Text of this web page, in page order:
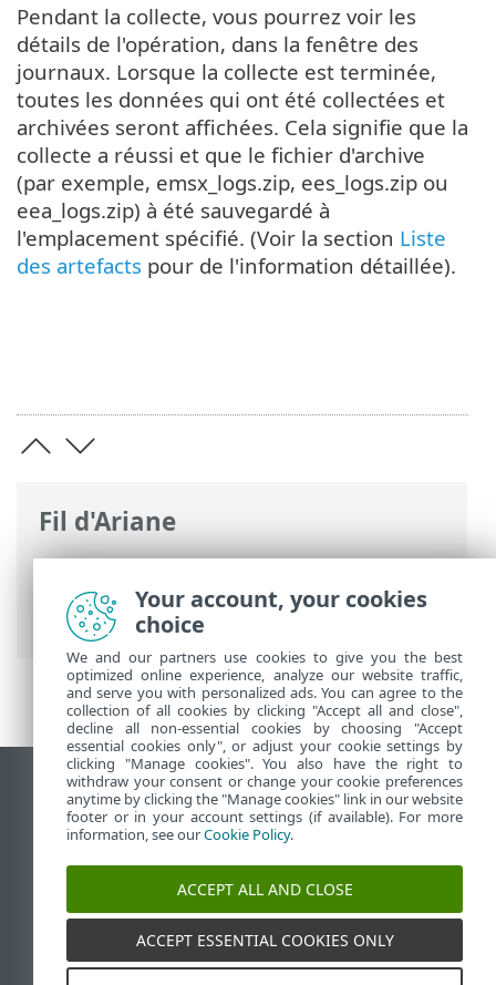
Fil d'Ariane
Aide en ligne d'ESET>ESET Log Collector
Interface utilisateur de ESET Log
Collector
Pendant la collecte, vous pourrez voir les
détails de l'opération, dans la fenêtre des
journaux. Lorsque la collecte est terminée,
toutes les données qui ont été collectées et
archivées seront affichées. Cela signifie que la
collecte a réussi et que le fichier d'archive
(par exemple, emsx_logs.zip, ees_logs.zip ou
eea_logs.zip) à été sauvegardé à
l'emplacement spécifié. (Voir la section Liste
des artefacts pour de l'information détaillée).
Afficher le site pour ordinateur de bureau
End of Life
Base de connaissances ESET
Forum ESET
ESET Status Portal
Assistance régionale
Your account, your cookies
choice
We and our partners use cookies to give you the best
optimized online experience, analyze our website traffic,
and serve you with personalized ads. You can agree to the
collection of all cookies by clicking "Accept all and close",
decline all non-essential cookies by choosing "Accept
essential cookies only", or adjust your cookie settings by
clicking "Manage cookies". You also have the right to
withdraw your consent or change your cookie preferences
anytime by clicking the "Manage cookies" link in our website
footer or in your account settings (if available). For more
information, see ourCookie Policy.
ACCEPT ALL AND CLOSE
ACCEPT ESSENTIAL COOKIES ONLY